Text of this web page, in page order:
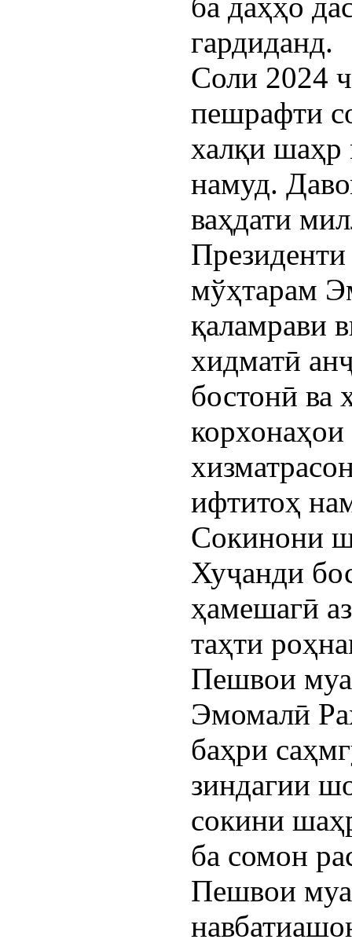
гардиданд.
Соли 2024
пешрафти
халқи шаҳр
намуд.
ваҳдати
мўҳтарам
қаламрави
хидматӣ
бостонӣ ва
корхонаҳои
ифтитоҳ
Сокинони
Хуҷанди
ҳамешагӣ
таҳти
Пешвои
Эмомалӣ
баҳри
зиндагии
сокини
ба сомон
Пешвои